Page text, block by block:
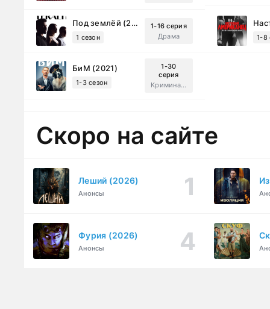
Под землёй (2026)
1 сезон
1-16 серия
Драма
1-8
БиМ (2021)
1-3 сезон
1-30
серия
Криминал, Комедия
Скоро на сайте
Леший (2026)
Анонсы
Фурия (2026)
Анонсы